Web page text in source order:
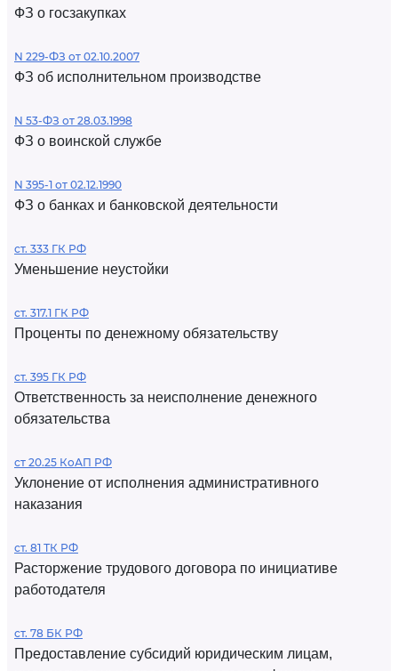
ФЗ о госзакупках
N 229-ФЗ от 02.10.2007
ФЗ об исполнительном производстве
N 53-ФЗ от 28.03.1998
ФЗ о воинской службе
N 395-1 от 02.12.1990
ФЗ о банках и банковской деятельности
ст. 333 ГК РФ
Уменьшение неустойки
ст. 317.1 ГК РФ
Проценты по денежному обязательству
ст. 395 ГК РФ
Ответственность за неисполнение денежного
обязательства
ст 20.25 КоАП РФ
Уклонение от исполнения административного
наказания
ст. 81 ТК РФ
Расторжение трудового договора по инициативе
работодателя
ст. 78 БК РФ
Предоставление субсидий юридическим лицам,